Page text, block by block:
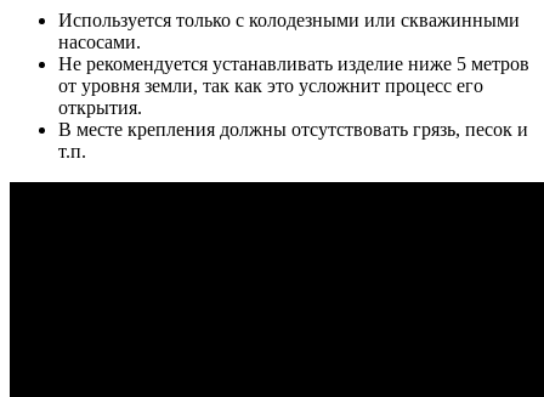
Используется только с колодезными или скважинными
насосами.
Не рекомендуется устанавливать изделие ниже 5 метров
от уровня земли, так как это усложнит процесс его
открытия.
В месте крепления должны отсутствовать грязь, песок и
т.п.